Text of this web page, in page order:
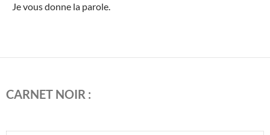
Je vous donne la parole.
CARNET NOIR :